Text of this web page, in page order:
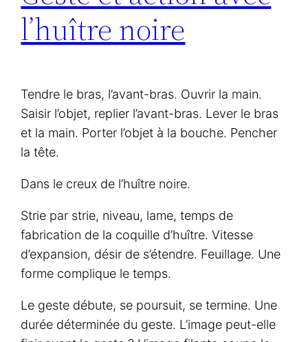
l’huître noire
Tendre le bras, l’avant-bras. Ouvrir la main.
Saisir l’objet, replier l’avant-bras. Lever le bras
et la main. Porter l’objet à la bouche. Pencher
la tête.
Dans le creux de l’huître noire.
Strie par strie, niveau, lame, temps de
fabrication de la coquille d’huître. Vitesse
d’expansion, désir de s’étendre. Feuillage. Une
forme complique le temps.
Le geste débute, se poursuit, se termine. Une
durée déterminée du geste. L’image peut-elle